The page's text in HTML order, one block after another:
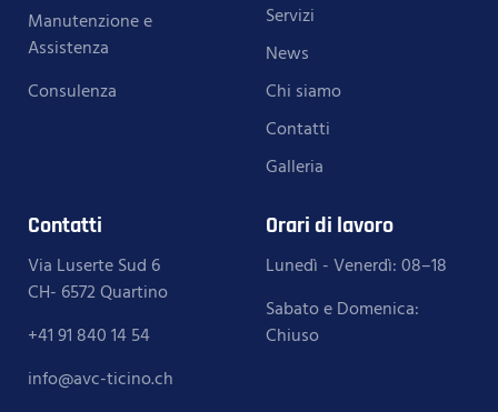
Manutenzione e
Assistenza
Consulenza
Servizi
News
Chi siamo
Contatti
Galleria
Contatti
Via Luserte Sud 6
CH- 6572 Quartino
+41 91 840 14 54
info@avc-ticino.ch
Orari di lavoro
Lunedì - Venerdì: 08–18
Sabato e Domenica:
Chiuso